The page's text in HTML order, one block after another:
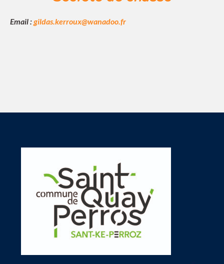
Email :gildas.kerroux@wanadoo.fr